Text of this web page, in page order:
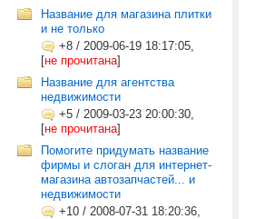
Название для магазина плитки
и не только
+8 / 2009-06-19 18:17:05,
[не прочитана]
Название для агентства
недвижимости
+5 / 2009-03-23 20:00:30,
[не прочитана]
Помогите придумать название
фирмы и слоган для интернет-
магазина автозапчастей... и
недвижимости
+10 / 2008-07-31 18:20:36,